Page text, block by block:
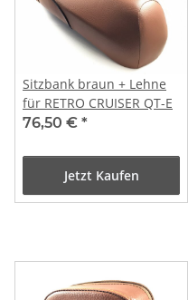
Sitzbank braun + Lehne
für RETRO CRUISER QT-E
76,50 € *
Jetzt Kaufen